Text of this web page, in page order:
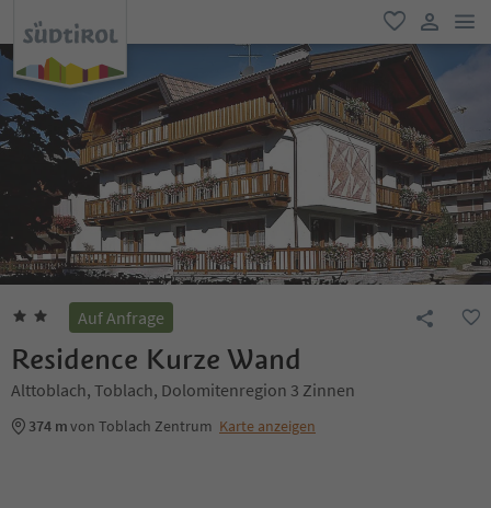
favorit
user link
Auf Anfrage
Residence Kurze Wand
Alttoblach, Toblach, Dolomitenregion 3 Zinnen
374 mvon Toblach Zentrum Karte anzeigen